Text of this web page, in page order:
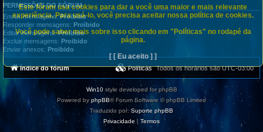
PERMISSÕES DO FÓRUM
Enviar mensagens:Proibido
Responder mensagens: Proibido
Editar mensagens:Proibido
Excluir mensagens: Proibido
Enviar anexos: Proibido
Este fórum usa cookies para dar a você uma maior e mais relevante
experiência. Para usá-lo, você precisa aceitar nossa política de cookies.
Você pode saber mais sobre isso clicando em "Políticas" no rodapé da
página.
[ [ Eu aceito ] ]
Índice do fórum Todos os horários sãoUTC-03:00
Políticas
Win10style developed for phpBB
Powered by phpBB® Forum Software © phpBB Limited
Traduzido por: Suporte phpBB
Privacidade | Termos